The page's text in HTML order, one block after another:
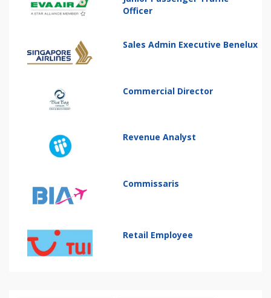
Officer
Sales Admin Executive Benelux
Commercial Director
Revenue Analyst
Commissaris
Retail Employee